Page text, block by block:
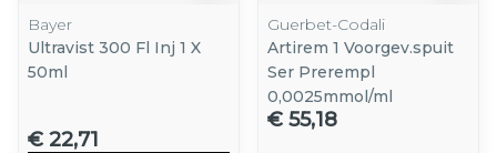
Bayer
Ultravist 300 Fl Inj 1 X
50ml
€ 22,71
Guerbet-Codali
Artirem 1 Voorgev.spuit
Ser Prerempl
0,0025mmol/ml
€ 55,18